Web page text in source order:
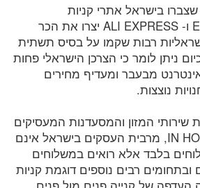
שצברו בישראל אתרי קניות
אינטרנטיים כמו EBAY ו- ALI EXPRESS יצרו את הכר
רבות שקמו על בסיס תשתית
ניתן לומר כי הצרכן הישראלי פחות
מבעבר ומעדיף מחירים
נוצצות.
המזון והמסעדנות המעסיקים
שליחים שכירים IN HOUSE, מרבית העסקים בישראל אינם
בלבד אלא רואים במשלוחים
ובתחומים רבים נוספים דוגמת קניות